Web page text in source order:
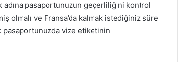
adına pasaportunuzun geçerliliğini kontrol
olmalı ve Fransa’da kalmak istediğiniz süre
pasaportunuzda vize etiketinin